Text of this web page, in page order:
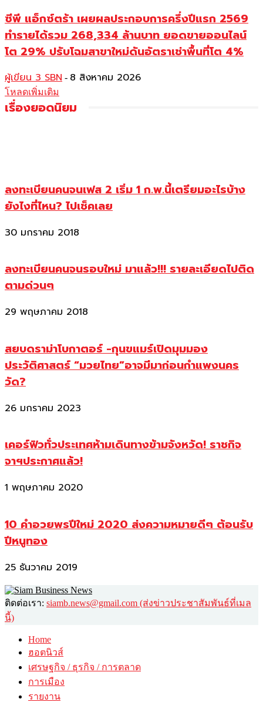
ซีพี แอ็กซ์ตร้า เผยผลประกอบการครึ่งปีแรก 2569
ทำรายได้รวม 268,334 ล้านบาท ยอดขายออนไลน์
โต 29% ปรับโฉมสาขาใหม่ดันอัตราเช่าพื้นที่โต 4%
ผู้เขียน 3 SBN - 8 สิงหาคม 2026
โหลดเพิ่มเติม
เรื่องยอดนิยม
ลงทะเบียนคนจนเฟส 2 เริ่ม 1 ก.พ.นี้เตรียมอะไรบ้าง
ยังไงที่ไหน? ไปเช็คเลย
30 มกราคม 2018
ลงทะเบียนคนจนรอบใหม่ มาแล้ว!!! รายละเอียดไปติด
ตามด่วนๆ
29 พฤษภาคม 2018
สยบดราม่าโบกาตอร์ -กุนขแมร์เปิดมุมมอง
ประวัติศาสตร์ “มวยไทย”อาจมีมาก่อนกำแพงนคร
วัด?
26 มกราคม 2023
เคอร์ฟิวทั่วประเทศห้ามเดินทางข้ามจังหวัด! ราชกิจ
จาฯประกาศแล้ว!
1 พฤษภาคม 2020
10 คำอวยพรปีใหม่ 2020 ส่งความหมายดีๆ ต้อนรับ
ปีหนูทอง
25 ธันวาคม 2019
ติดต่อเรา: siamb.news@gmail.com (ส่งข่าวประชาสัมพันธ์ที่เมล
นี้)
Home
ฮอตนิวส์
เศรษฐกิจ / ธุรกิจ / การตลาด
การเมือง
รายงาน